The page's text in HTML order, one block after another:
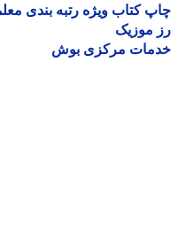
کتاب ویژه رتبه بندی معلمان
موزیک
مرکزی بوش